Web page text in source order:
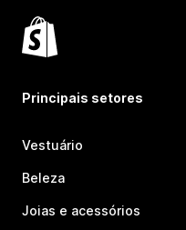
Principais setores
Vestuário
Beleza
Joias e acessórios